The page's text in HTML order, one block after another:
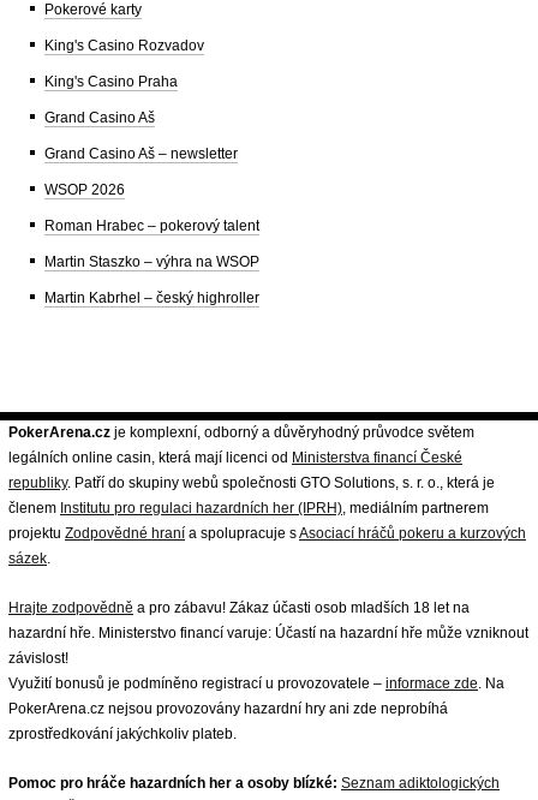
Pokerové karty
King's Casino Rozvadov
King's Casino Praha
Grand Casino Aš
Grand Casino Aš – newsletter
WSOP 2026
Roman Hrabec – pokerový talent
Martin Staszko – výhra na WSOP
Martin Kabrhel – český highroller
PokerArena.cz je komplexní, odborný a důvěryhodný průvodce světem
legálních online casin, která mají licenci od Ministerstva financí České
republiky. Patří do skupiny webů společnosti GTO Solutions, s. r. o., která je
členem Institutu pro regulaci hazardních her (IPRH), mediálním partnerem
projektu Zodpovědné hraní a spolupracuje sAsociací hráčů pokeru a kurzových
sázek.
Hrajte zodpovědně a pro zábavu! Zákaz účasti osob mladších 18 let na
hazardní hře. Ministerstvo financí varuje: Účastí na hazardní hře může vzniknout
závislost!
Využití bonusů je podmíněno registrací u provozovatele – informace zde. Na
PokerArena.cz nejsou provozovány hazardní hry ani zde neprobíhá
zprostředkování jakýchkoliv plateb.
Pomoc pro hráče hazardních her a osoby blízké: Seznam adiktologických